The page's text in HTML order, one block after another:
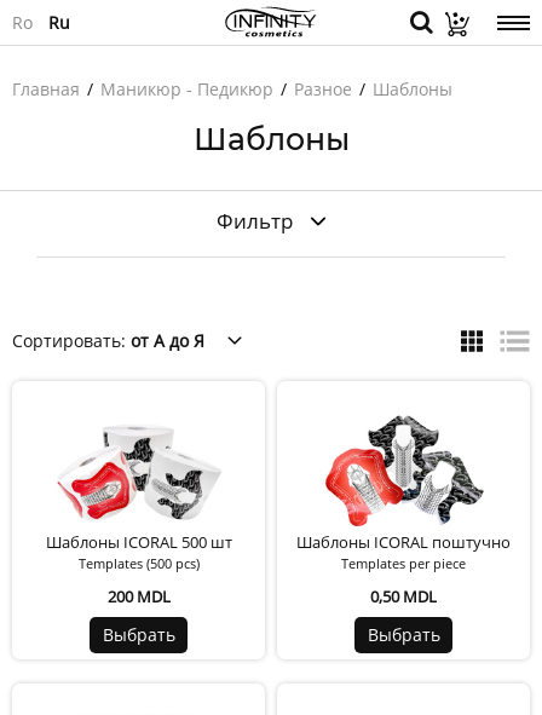
Ro Ru
Главная Маникюр - Педикюр Разное Шаблоны
Шаблоны
Фильтр
Сортировать: от А до Я
Шаблоны ICORAL 500 шт
Templates (500 pcs)
200 MDL
Выбрать
Шаблоны ICORAL поштучно
Templates per piece
0,50 MDL
Выбрать